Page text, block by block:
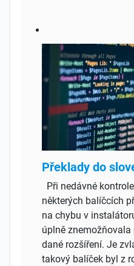
Překlady do
Při nedávné
některých balíčcích
na chybu v
úplně
dané rozšíření. Je
takový balíček byl z